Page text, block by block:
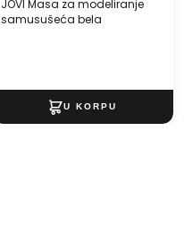
JOVI Masa za modeliranje
samusušeća bela